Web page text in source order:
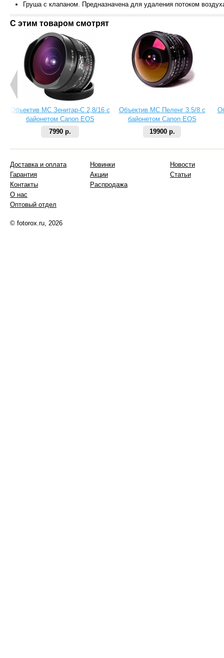
Груша с клапаном. Предназначена для удаления потоком
С этим товаром смотрят
Объектив МС Зенитар-C 2,8/16 с
байонетом Canon EOS
7990 р.
Объектив МС Пеленг 3.5/8 с
байонетом Canon EOS
19900 р.
Доставка и оплата
Гарантия
Контакты
О нас
Оптовый отдел
Новинки
Акции
Распродажа
Новости
Статьи
© fotorox.ru, 2026